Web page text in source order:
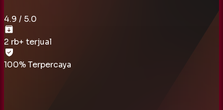
4.9 / 5.0
2 rb+ terjual
100% Terpercaya